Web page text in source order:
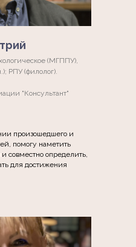
(МГППУ),
РПУ (филолог).
"Консультант"
произошедшего и
помогу наметить
совместно определить,
для достижения